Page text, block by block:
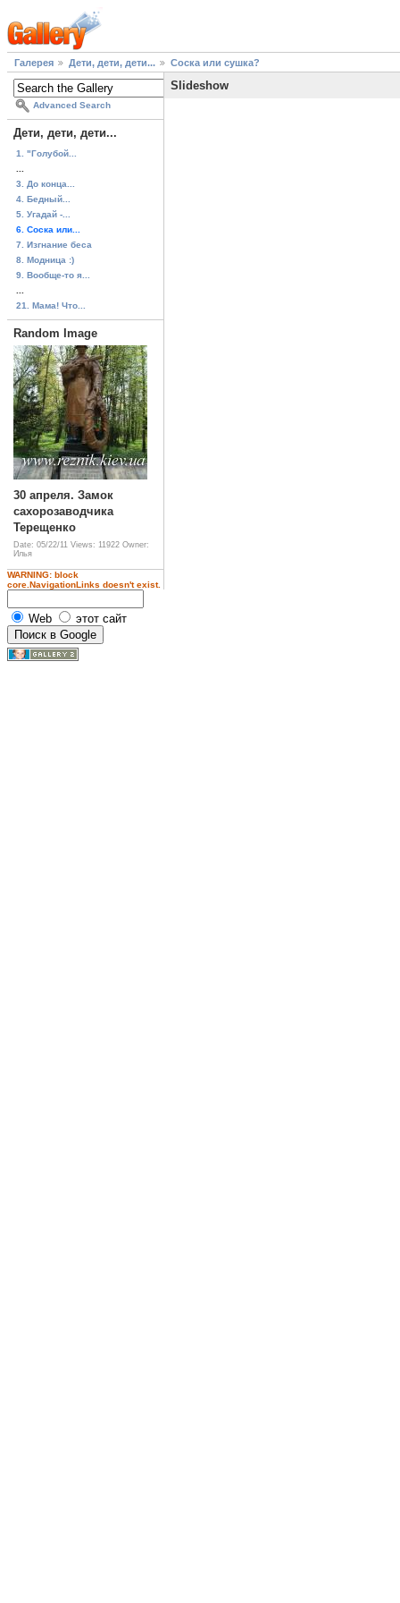
Галерея Дети, дети, дети... Соска или сушка?
Advanced Search
Дети, дети, дети...
1. "Голубой...
3. До конца...
4. Бедный...
5. Угадай -...
6. Соска или...
7. Изгнание беса
8. Модница :)
9. Вообще-то я...
21. Мама! Что...
Random Image
30 апреля. Замок
сахорозаводчика
Терещенко
Date: 05/22/11 Views: 11922 Owner:
Илья
WARNING: block
core.NavigationLinks doesn't exist.
Web этот сайт
Slideshow